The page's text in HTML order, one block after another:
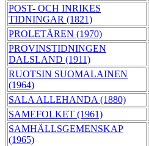
POST- OCH INRIKES
TIDNINGAR (1821)
PROLETÄREN (1970)
PROVINSTIDNINGEN
DALSLAND (1911)
RUOTSIN SUOMALAINEN
(1964)
SALA ALLEHANDA (1880)
SAMEFOLKET (1961)
SAMHÄLLSGEMENSKAP
(1965)